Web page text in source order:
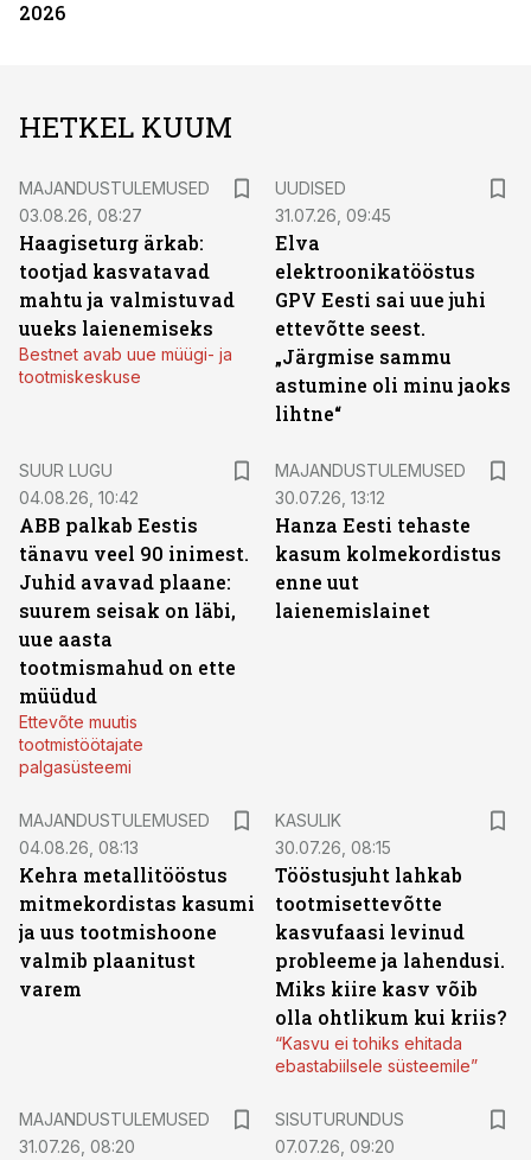
2026
HETKEL KUUM
MAJANDUSTULEMUSED
03.08.26, 08:27
Haagiseturg ärkab:
tootjad kasvatavad
mahtu ja valmistuvad
uueks laienemiseks
Bestnet avab uue müügi- ja
tootmiskeskuse
UUDISED
31.07.26, 09:45
Elva
elektroonikatööstus
GPV Eesti sai uue juhi
ettevõtte seest.
„Järgmise sammu
astumine oli minu jaoks
lihtne“
SUUR LUGU
04.08.26, 10:42
ABB palkab Eestis
tänavu veel 90 inimest.
Juhid avavad plaane:
suurem seisak on läbi,
uue aasta
tootmismahud on ette
müüdud
Ettevõte muutis
tootmistöötajate
palgasüsteemi
MAJANDUSTULEMUSED
30.07.26, 13:12
Hanza Eesti tehaste
kasum kolmekordistus
enne uut
laienemislainet
MAJANDUSTULEMUSED
04.08.26, 08:13
Kehra metallitööstus
mitmekordistas kasumi
ja uus tootmishoone
valmib plaanitust
varem
KASULIK
30.07.26, 08:15
Tööstusjuht lahkab
tootmisettevõtte
kasvufaasi levinud
probleeme ja lahendusi.
Miks kiire kasv võib
olla ohtlikum kui kriis?
“Kasvu ei tohiks ehitada
ebastabiilsele süsteemile”
MAJANDUSTULEMUSED
31.07.26, 08:20
SISUTURUNDUS
07.07.26, 09:20